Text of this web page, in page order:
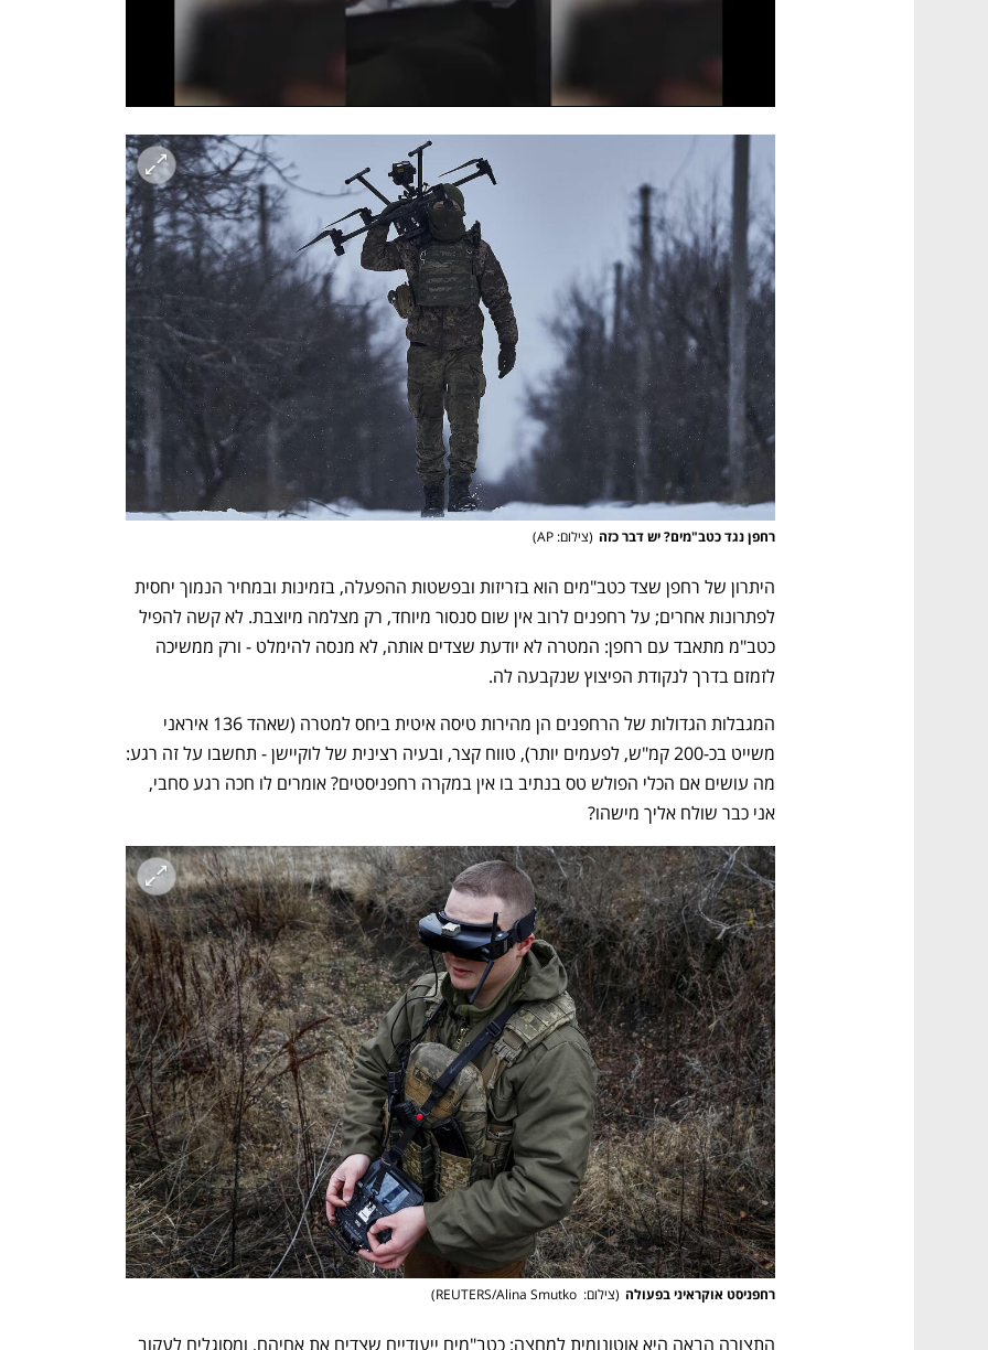
מדברים כלכלה, עסקים ומה ענף במתח גבוה
נפתח בכרטיסייה חדשה
הבית של ההייטק הישראלי
נפתח בכרטיסייה חדשה
רחפן נגד כטב"מים? יש דבר כזה (צילום: AP )
לזמזם בדרך לנקודת הפיצוץ שנקבעה לה.
אני כבר שולח אליך מישהו?
רחפניסט אוקראיני בפעולה (צילום:  REUTERS/Alina Smutko )